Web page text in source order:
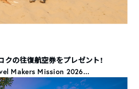
の往復航空券をプレゼント！
Makers Mission 2026...